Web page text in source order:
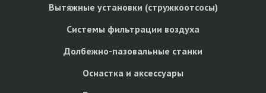
Вытяжные установки (стружкоотсосы)
Системы фильтрации воздуха
Долбежно-пазовальные станки
Оснастка и аксессуары